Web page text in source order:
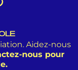
Aidez-nous
nous pour